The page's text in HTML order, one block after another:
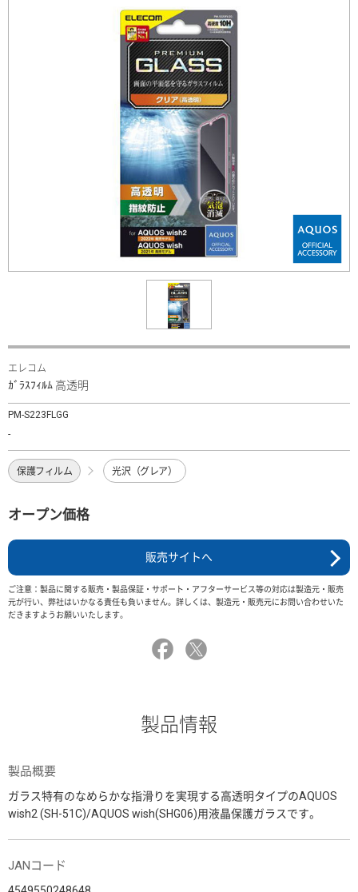
エレコム
ｶﾞﾗｽﾌｨﾙﾑ 高透明
PM-S223FLGG
-
保護フィルム 光沢（グレア）
オープン価格
販売サイトへ
ご注意：製品に関する販売・製品保証・サポート・アフターサービス等の対応は製造元・販売
元が行い、弊社はいかなる責任も負いません。詳しくは、製造元・販売元にお問い合わせいた
だきますようお願いいたします。
製品情報
製品概要
ガラス特有のなめらかな指滑りを実現する高透明タイプのAQUOS
wish2 (SH-51C)/AQUOS wish(SHG06)用液晶保護ガラスです。
JANコード